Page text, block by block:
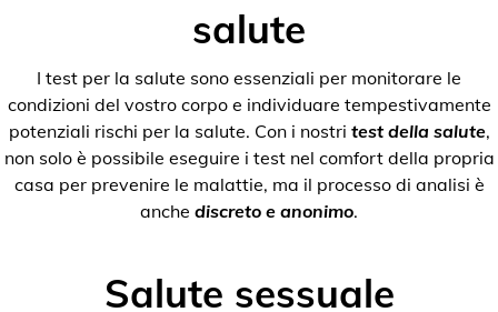
salute
I test per la salute sono essenziali per monitorare le
condizioni del vostro corpo e individuare tempestivamente
potenziali rischi per la salute. Con i nostri test della salute,
non solo è possibile eseguire i test nel comfort della propria
casa per prevenire le malattie, ma il processo di analisi è
anche discreto e anonimo.
Salute sessuale